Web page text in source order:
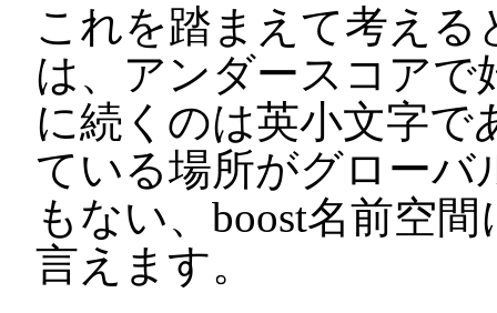
これを踏まえて考える
は、アンダースコア
に続くのは英小文字で
ている場所がグローバ
もない、boost名前空
言えます。